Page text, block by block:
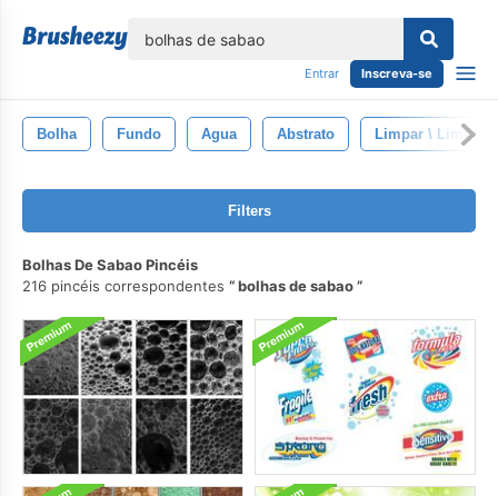
Entrar Inscreva-se
Bolha Fundo Agua Abstrato Limpar \ Limpo
Filters
Bolhas De Sabao Pincéis
216 pincéis correspondentes
bolhas de sabao